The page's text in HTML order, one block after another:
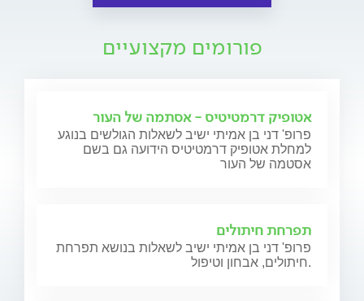
פורומים מקצועיים
אטופיק דרמטיטיס - אסתמה של העור
פרופ' דני בן אמיתי ישיב לשאלות הגולשים בנוגע
למחלת אטופיק דרמטיטיס הידועה גם בשם
אסטמה של העור
תפרחת חיתולים
פרופ' דני בן אמיתי ישיב לשאלות בנושא תפרחת
חיתולים, אבחון וטיפול.